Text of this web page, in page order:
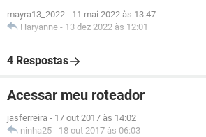
mayra13_2022 - 11 mai 2022 às 13:47
Haryanne - 13 dez 2022 às 12:01
4 Respostas
Acessar meu roteador
jasferreira - 17 out 2017 às 14:02
ninha25 - 18 out 2017 às 06:03